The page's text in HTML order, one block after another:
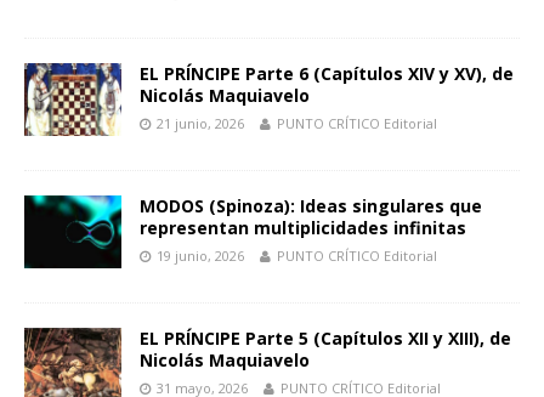
EL PRÍNCIPE Parte 6 (Capítulos XIV y XV), de
Nicolás Maquiavelo
21 junio, 2026 PUNTO CRÍTICO Editorial
MODOS (Spinoza): Ideas singulares que
representan multiplicidades infinitas
19 junio, 2026 PUNTO CRÍTICO Editorial
EL PRÍNCIPE Parte 5 (Capítulos XII y XIII), de
Nicolás Maquiavelo
31 mayo, 2026 PUNTO CRÍTICO Editorial